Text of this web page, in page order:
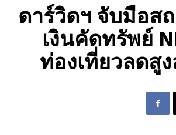
ดาร์วิดฯ จับมือส
เงินคัดทรัพย์
ท่องเที่ยวลดสู